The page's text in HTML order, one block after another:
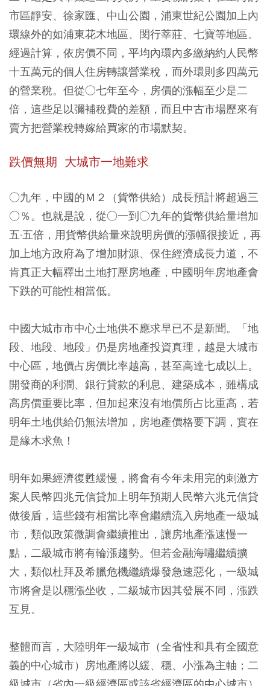
市區靜安、徐家匯、中山公園，浦東世紀公園加上內
環線外的如浦東花木地區、閔行莘莊、七寶等地區。
經過計算，依房價不同，平均內環內多繳納約人民幣
十五萬元的個人住房轉讓營業稅，而外環則多四萬元
的營業稅。但從○七年至今，房價的漲幅至少是二
倍，這些足以彌補稅費的差額，而且中古市場歷來有
賣方把營業稅轉嫁給買家的市場默契。
跌價無期 大城市一地難求
○九年，中國的Ｍ２（貨幣供給）成長預計將超過三
○％。也就是說，從○一到○九年的貨幣供給量增加
五·五倍，用貨幣供給量來說明房價的漲幅很接近，再
加上地方政府為了增加財源、保住經濟成長力道，不
肯真正大幅釋出土地打壓房地產，中國明年房地產會
下跌的可能性相當低。
中國大城市市中心土地供不應求早已不是新聞。「地
段、地段、地段」仍是房地產投資真理，越是大城市
中心區，地價占房價比率越高，甚至高達七成以上。
開發商的利潤、銀行貸款的利息、建築成本，雖構成
高房價重要比率，但加起來沒有地價所占比重高，若
明年土地供給仍無法增加，房地產價格要下調，實在
是緣木求魚！
明年如果經濟復甦緩慢，將會有今年未用完的刺激方
案人民幣四兆元信貸加上明年預期人民幣六兆元信貸
做後盾，這些錢有相當比率會繼續流入房地產一級城
市，類似政策微調會繼續推出，讓房地產漲速慢一
點，二級城市將有輪漲趨勢。但若金融海嘯繼續擴
大，類似杜拜及希臘危機繼續爆發急速惡化，一級城
市將會是以穩漲坐收，二級城市因其發展不同，漲跌
互見。
整體而言，大陸明年一級城市（全省性和具有全國意
義的中心城市）房地產將以緩、穩、小漲為主軸；二